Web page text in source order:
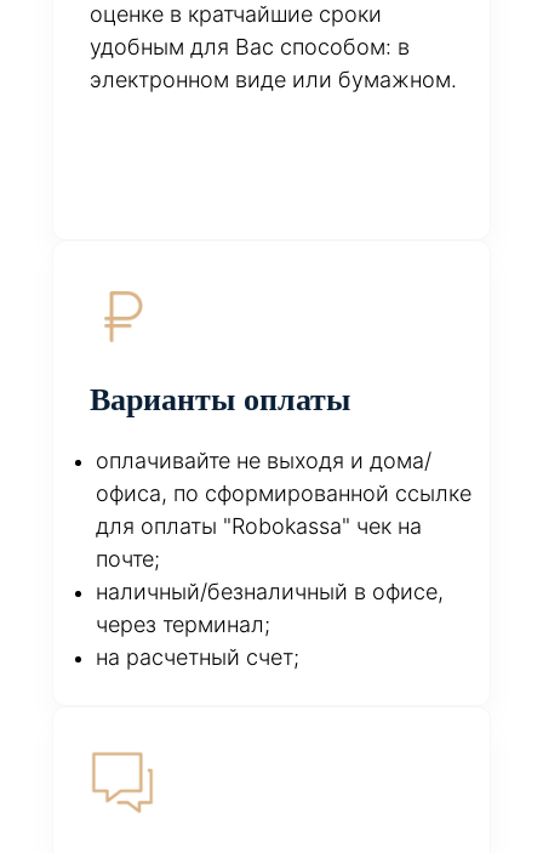
оценке в кратчайшие сроки
удобным для Вас способом: в
электронном виде или бумажном.
Варианты оплаты
оплачивайте не выходя и дома/
офиса, по сформированной ссылке
для оплаты "Robokassa" чек на
почте;
наличный/безналичный в офисе,
через терминал;
на расчетный счет;